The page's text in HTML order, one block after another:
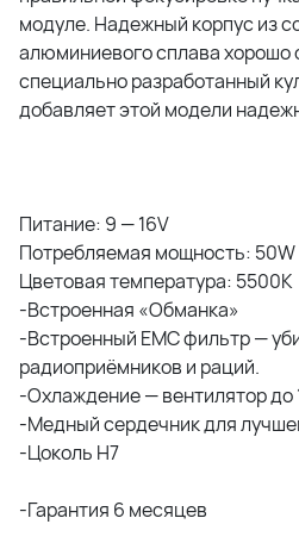
модуле. Надежный корпус из
алюминиевого сплава хорошо
специально разработанный
добавляет этой модели
Питание: 9 — 16V
Потребляемая мощность: 50W
Цветовая температура: 5500K
-Встроенная «Обманка»
-Встроенный EMC фильтр —
радиоприёмников и раций.
-Охлаждение — вентилятор
-Медный сердечник для
-Цоколь Н7
-Гарантия 6 месяцев